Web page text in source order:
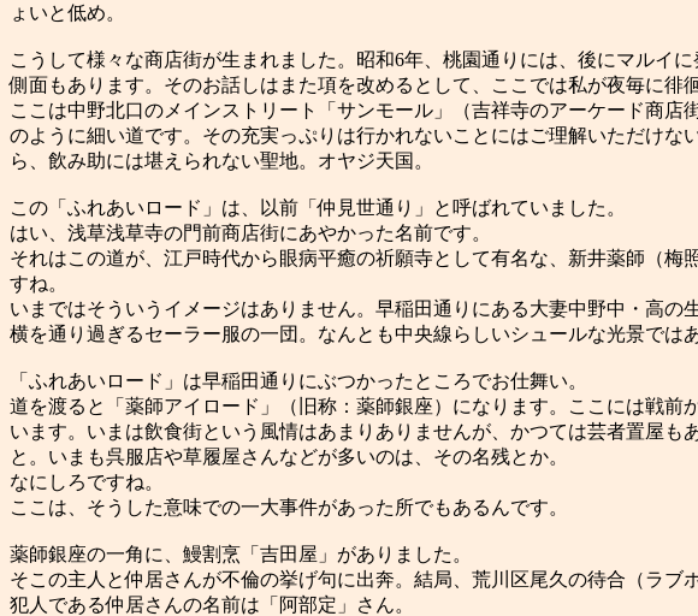
ょいと低め。
こうして様々な商店街が生まれました。昭和6年、桃園通りには、後にマルイ
側面もあります。そのお話しはまた項を改めるとして、ここでは私が夜毎に徘
ここは中野北口のメインストリート「サンモール」（吉祥寺のアーケード商
のように細い道です。その充実っぷりは行かれないことにはご理解いただけ
ら、飲み助には堪えられない聖地。オヤジ天国。
この「ふれあいロード」は、以前「仲見世通り」と呼ばれていました。
はい、浅草浅草寺の門前商店街にあやかった名前です。
それはこの道が、江戸時代から眼病平癒の祈願寺として有名な、新井薬師（
すね。
いまではそういうイメージはありません。早稲田通りにある大妻中野中・高
横を通り過ぎるセーラー服の一団。なんとも中央線らしいシュールな光景では
「ふれあいロード」は早稲田通りにぶつかったところでお仕舞い。
道を渡ると「薬師アイロード」（旧称：薬師銀座）になります。ここには戦
います。いまは飲食街という風情はあまりありませんが、かつては芸者置屋
と。いまも呉服店や草履屋さんなどが多いのは、その名残とか。
なにしろですね。
ここは、そうした意味での一大事件があった所でもあるんです。
薬師銀座の一角に、鰻割烹「吉田屋」がありました。
そこの主人と仲居さんが不倫の挙げ句に出奔。結局、荒川区尾久の待合（ラ
犯人である仲居さんの名前は「阿部定」さん。